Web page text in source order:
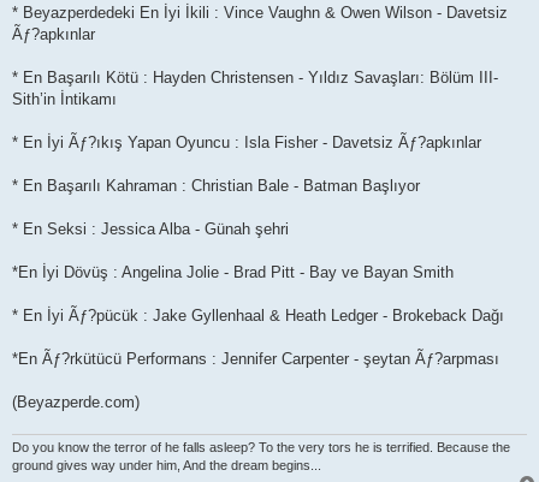
* Beyazperdedeki En İyi İkili : Vince Vaughn & Owen Wilson - Davetsiz
Ãƒ?apkınlar
* En Başarılı Kötü : Hayden Christensen - Yıldız Savaşları: Bölüm III-
Sith’in İntikamı
* En İyi Ãƒ?ıkış Yapan Oyuncu : Isla Fisher - Davetsiz Ãƒ?apkınlar
* En Başarılı Kahraman : Christian Bale - Batman Başlıyor
* En Seksi : Jessica Alba - Günah şehri
*En İyi Dövüş : Angelina Jolie - Brad Pitt - Bay ve Bayan Smith
* En İyi Ãƒ?pücük : Jake Gyllenhaal & Heath Ledger - Brokeback Dağı
*En Ãƒ?rkütücü Performans : Jennifer Carpenter - şeytan Ãƒ?arpması
(Beyazperde.com)
Do you know the terror of he falls asleep? To the very tors he is terrified. Because the
ground gives way under him, And the dream begins...